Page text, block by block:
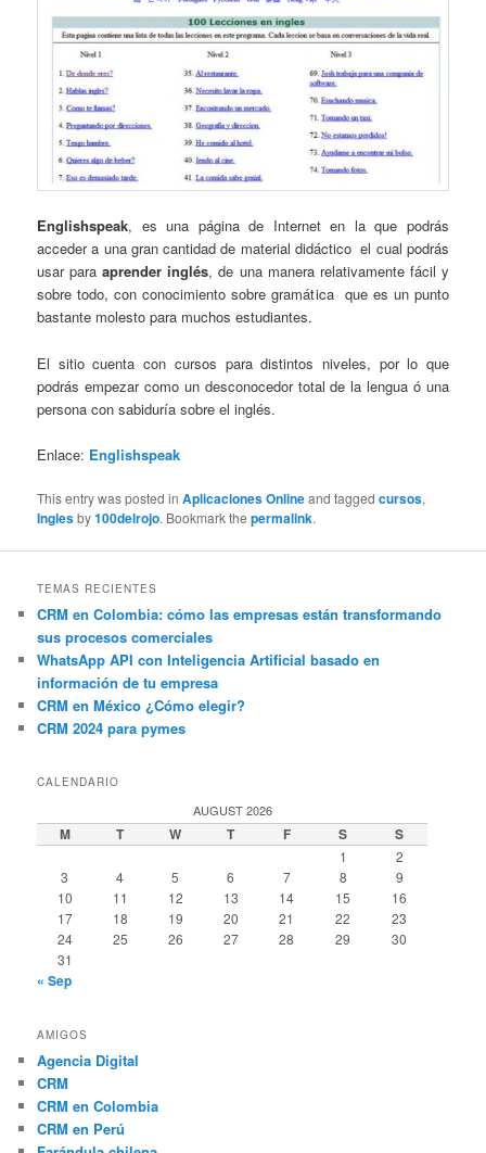
Englishspeak, es una página de Internet en la que podrás
acceder a una gran cantidad de material didáctico el cual podrás
usar paraaprender inglés, de una manera relativamente fácil y
sobre todo, con conocimiento sobre gramática que es un punto
bastante molesto para muchos estudiantes.
El sitio cuenta con cursos para distintos niveles, por lo que
podrás empezar como un desconocedor total de la lengua ó una
persona con sabiduría sobre el inglés.
Enlace: Englishspeak
This entry was posted inAplicaciones Onlineand taggedcursos,
Inglesby100delrojo. Bookmark thepermalink.
TEMAS RECIENTES
CRM en Colombia: cómo las empresas están transformando
sus procesos comerciales
WhatsApp API con Inteligencia Artificial basado en
información de tu empresa
CRM en México ¿Cómo elegir?
CRM 2024 para pymes
CALENDARIO
AUGUST 2026
M T W T F S S
1
2
3
4 5 6 7 8
9
10
11 12 13 14 15
16
17
18 19 20 21 22
23
24
25 26 27 28 29
30
31
« Sep
AMIGOS
Agencia Digital
CRM
CRM en Colombia
CRM en Perú